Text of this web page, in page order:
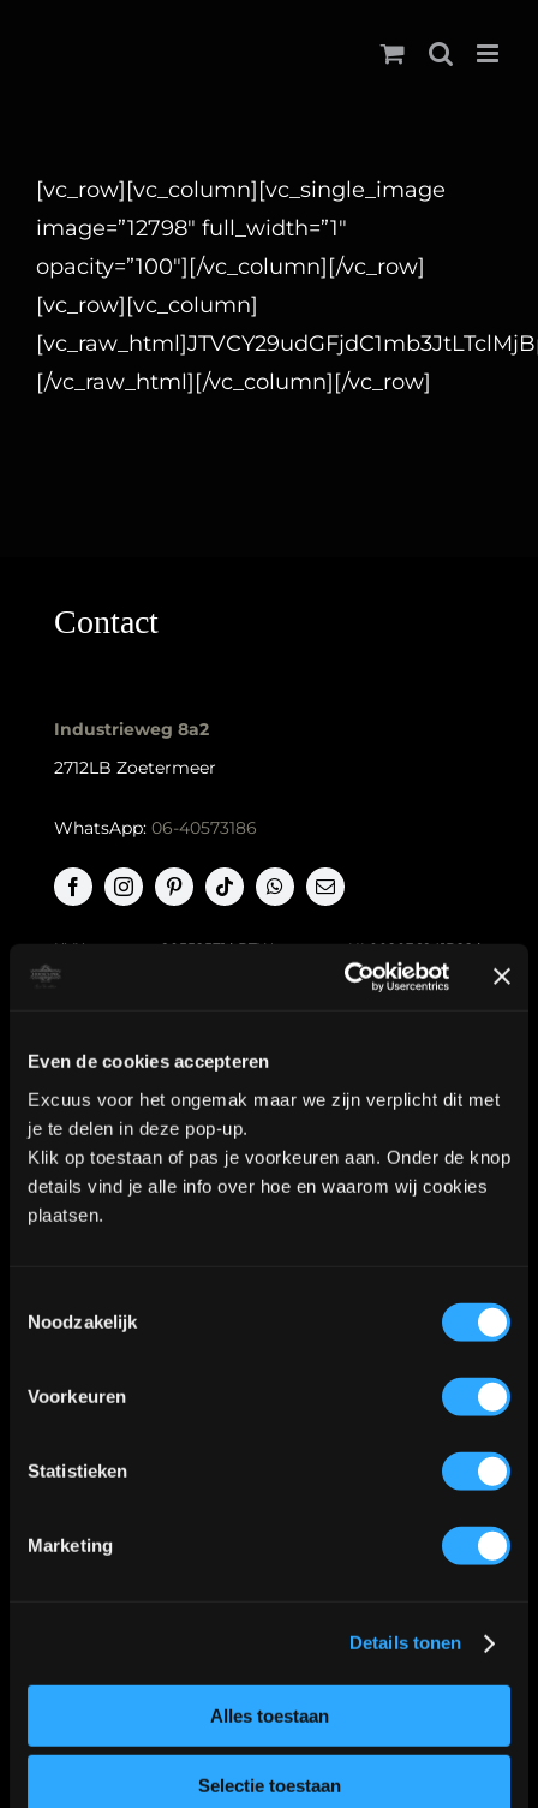
Even de cookies accepteren
Excuus voor het ongemak maar we zijn verplicht dit met
je te delen in deze pop-up.
Klik op toestaan of pas je voorkeuren aan. Onder de knop
details vind je alle info over hoe en waarom wij cookies
plaatsen.
Noodzakelijk
Voorkeuren
Statistieken
Marketing
Details tonen
Alles toestaan
Selectie toestaan
[vc_row][vc_column][vc_single_image
image=”12798″ full_width=”1″
opacity=”100″][/vc_column][/vc_row]
[vc_row][vc_column]
[/vc_raw_html][/vc_column][/vc_row]
Contact
Industrieweg 8a2
2712LB Zoetermeer
WhatsApp: 06-40573186
KVK nummer: 90552571 | BTW nummer: NL002036941B22 |
Tattoo Studio Hook’s Ink |
Kaart
Nazorg tattoo
Tattoo stijlen